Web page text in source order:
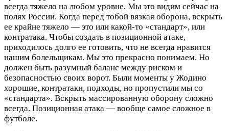
всегда тяжело на любом уровне. Мы это видим сейчас на
полях России. Когда перед тобой вязкая оборона, вскрыть
ее крайне тяжело — это или какой-то «стандарт», или
контратака. Чтобы создать в позиционной атаке,
приходилось долго ее готовить, что не всегда нравится
нашим болельщикам. Мы это прекрасно понимаем. Но
должен быть разумный баланс между риском и
безопасностью своих ворот. Были моменты у Жодино
хорошие, контратаки, подходы, но пропустили мы со
«стандарта». Вскрыть массированную оборону сложно
всегда. Позиционная атака — вообще самое сложное в
футболе.